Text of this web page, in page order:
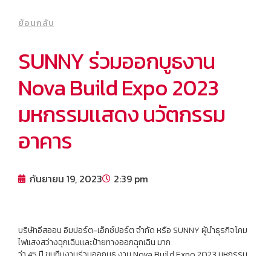
ย้อนกลับ
SUNNY ร่วมออกบูธงาน
Nova Build Expo 2023
มหกรรมเเสดง นวัตกรรม
อาคาร
กันยายน 19, 2023 2:39 pm
บริษัทอีสออน อิมปอร์ต-เอ็กซ์ปอร์ต จำกัด หรือ SUNNY ผู้นำธุรกิจโคม
ไฟแสงสว่างฉุกเฉินเเละป้ายทางออกฉุกเฉิน มาก